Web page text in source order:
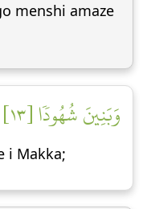
menshi amaze
وَبَنِينَ شُهُودٗا [١٣]
i Makka;